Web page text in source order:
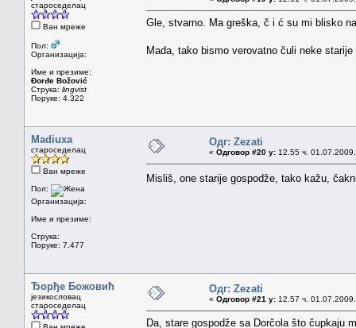
староседелац
Ван мреже
Пол:
Организација:
Име и презиме:
Đorđe Božović
Струка: lingvist
Поруке: 4.322
Gle, stvarno. Ma greška, č i ć su mi blisko
Mada, tako bismo verovatno čuli neke starije
Madiuxa
староседелац
Ван мреже
Пол:
Организација:
Име и презиме:
Струка:
Поруке: 7.477
Одг: Zezati
« Одговор #20 у: 12.55 ч.
Misliš, one starije gospodže, tako kažu,
Ђорђе Божовић
језикословац
староседелац
Одг: Zezati
« Одговор #21 у: 12.57 ч.
Da, stare gospodže sa Dorčola što čupkaju